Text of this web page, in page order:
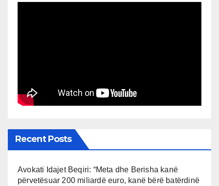
Recent Posts
Avokati Idajet Beqiri: “Meta dhe Berisha kanë
përvetësuar 200 miliardë euro, kanë bërë batërdinë